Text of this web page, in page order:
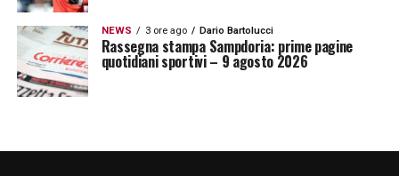
NEWS 3 ore ago Dario Bartolucci
Rassegna stampa Sampdoria: prime pagine
quotidiani sportivi – 9 agosto 2026